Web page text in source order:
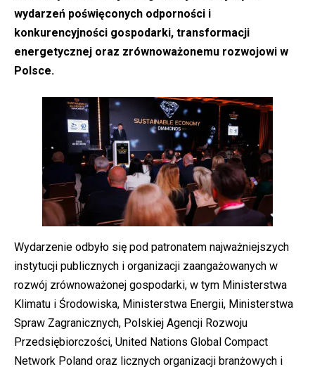
wydarzeń poświęconych odporności i
konkurencyjności gospodarki, transformacji
energetycznej oraz zrównoważonemu rozwojowi w
Polsce.
Wydarzenie odbyło się pod patronatem najważniejszych
instytucji publicznych i organizacji zaangażowanych w
rozwój zrównoważonej gospodarki, w tym Ministerstwa
Klimatu i Środowiska, Ministerstwa Energii, Ministerstwa
Spraw Zagranicznych, Polskiej Agencji Rozwoju
Przedsiębiorczości, United Nations Global Compact
Network Poland oraz licznych organizacji branżowych i